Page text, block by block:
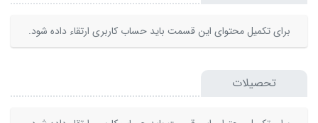
برای تکمیل محتوای این قسمت باید حساب کاربری ارتقاء داده شود.
تحصیلات